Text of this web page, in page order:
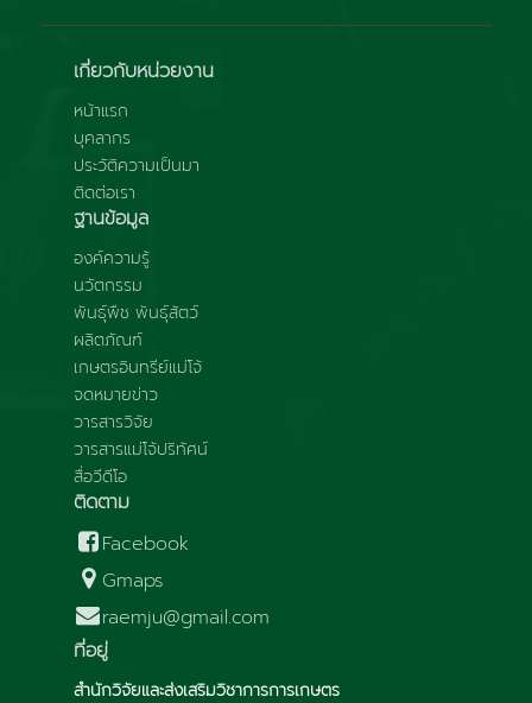
เกี่ยวกับหน่วยงาน
หน้าแรก
บุคลากร
ประวัติความเป็นมา
ติดต่อเรา
ฐานข้อมูล
องค์ความรู้
นวัตกรรม
พันธุ์พืช พันธุ์สัตว์
ผลิตภัณฑ์
เกษตรอินทรีย์แม่โจ้
จดหมายข่าว
วารสารวิจัย
วารสารแม่โจ้ปริทัศน์
สื่อวีดีโอ
ติดตาม
Facebook
Gmaps
raemju@gmail.com
ที่อยู่
สำนักวิจัยและส่งเสริมวิชาการการเกษตร